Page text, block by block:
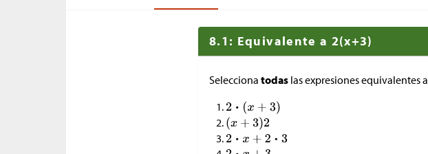
8.1: Equivalente a 2(x+3)
Selecciona todas las expresiones equivalentes a